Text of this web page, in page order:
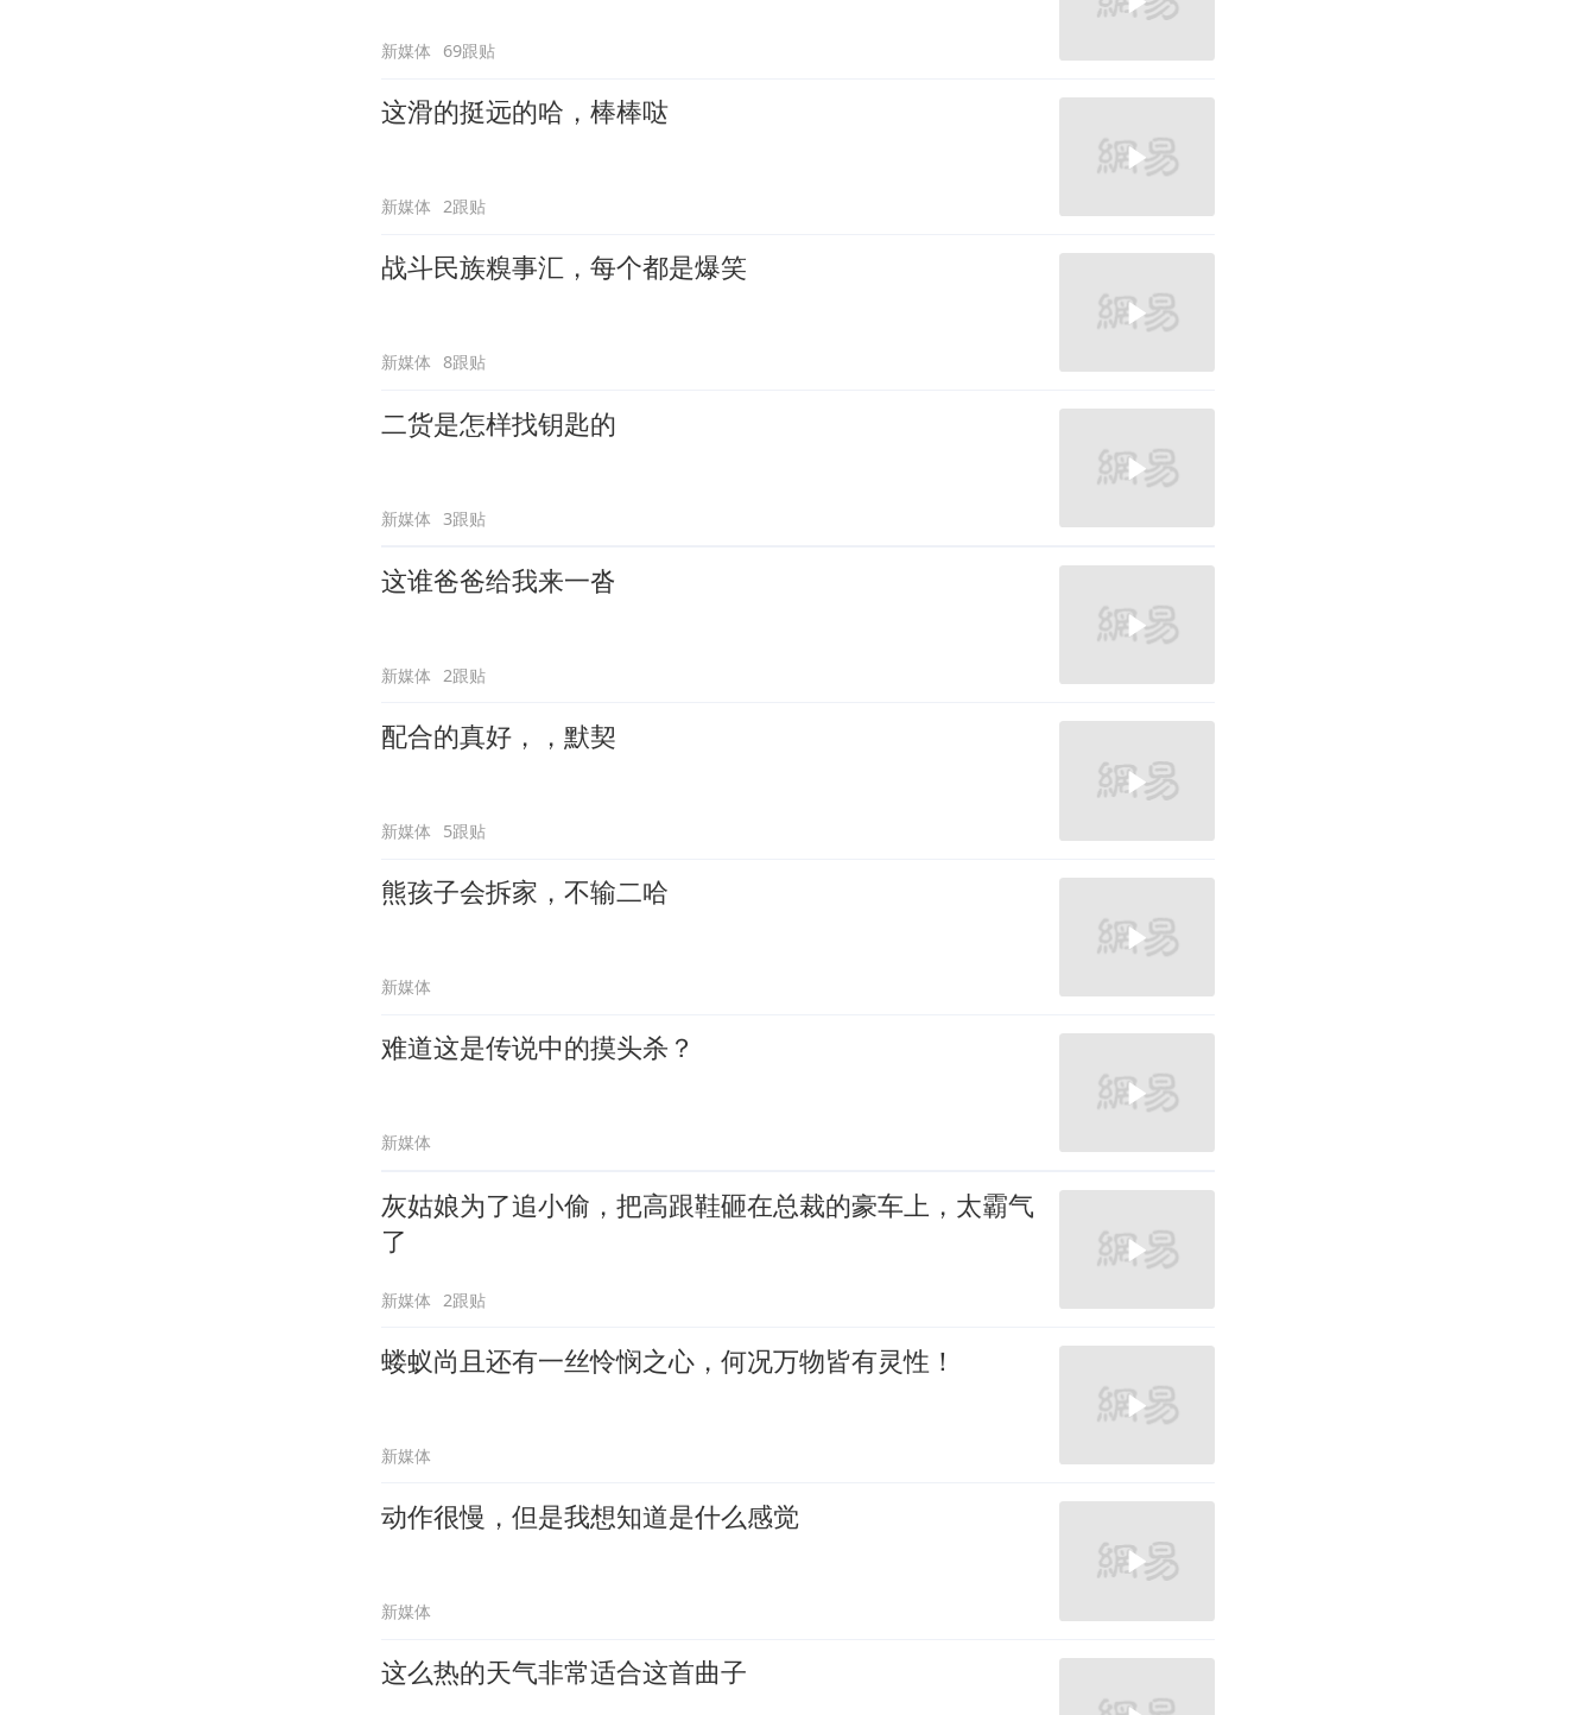
新媒体 69跟贴
这滑的挺远的哈，棒棒哒
新媒体 2跟贴
战斗民族糗事汇，每个都是爆笑
新媒体 8跟贴
二货是怎样找钥匙的
新媒体 3跟贴
这谁爸爸给我来一沓
新媒体 2跟贴
配合的真好，，默契
新媒体 5跟贴
熊孩子会拆家，不输二哈
新媒体
难道这是传说中的摸头杀？
新媒体
灰姑娘为了追小偷，把高跟鞋砸在总裁的豪车上，太霸气
了
新媒体 2跟贴
蝼蚁尚且还有一丝怜悯之心，何况万物皆有灵性！
新媒体
动作很慢，但是我想知道是什么感觉
新媒体
这么热的天气非常适合这首曲子